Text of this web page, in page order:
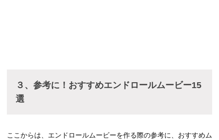
３、参考に！おすすめエンドロールムービー15
選
ここからは、エンドロールムービーを作る際の参考に、おすすめム